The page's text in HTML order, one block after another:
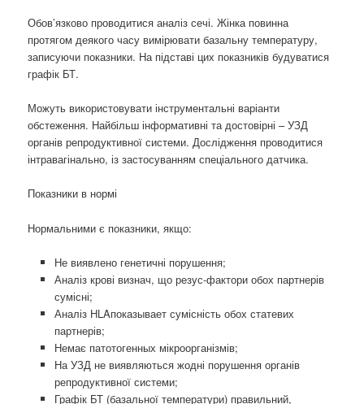
Обов’язково проводитися аналіз сечі. Жінка повинна
протягом деякого часу вимірювати базальну температуру,
записуючи показники. На підставі цих показників будуватися
графік БТ.
Можуть використовувати інструментальні варіанти
обстеження. Найбільш інформативні та достовірні – УЗД
органів репродуктивної системи. Дослідження проводитися
інтравагінально, із застосуванням спеціального датчика.
Показники в нормі
Нормальними є показники, якщо:
Не виявлено генетичні порушення;
Аналіз крові визнач, що резус-фактори обох партнерів
сумісні;
Аналіз HLAпоказывает сумісність обох статевих
партнерів;
Немає патотогенных мікроорганізмів;
На УЗД не виявляються жодні порушення органів
репродуктивної системи;
Графік БТ (базальної температури) правильний,